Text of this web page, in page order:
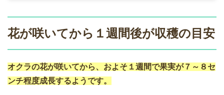
花が咲いてから１週間後が収穫の目安
オクラの花が咲いてから、およそ１週間で果実が７～８セ
ンチ程度成長するようです。